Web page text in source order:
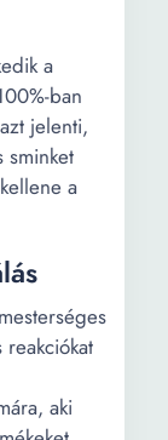
a
ban
jelenti,
sminket
a
reakciókat
aki